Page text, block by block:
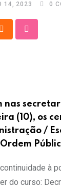
14, 2023 0
nas
(10), os
/
à
do curso: